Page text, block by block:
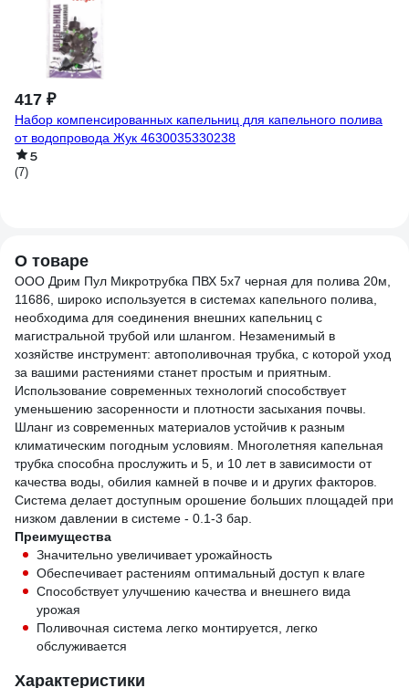
417 ₽
Набор компенсированных капельниц для капельного полива
от водопровода Жук 4630035330238
5
(7)
О товаре
ООО Дрим Пул Микротрубка ПВХ 5x7 черная для полива 20м,
11686, широко используется в системах капельного полива,
необходима для соединения внешних капельниц с
магистральной трубой или шлангом. Незаменимый в
хозяйстве инструмент: автополивочная трубка, с которой уход
за вашими растениями станет простым и приятным.
Использование современных технологий способствует
уменьшению засоренности и плотности засыхания почвы.
Шланг из современных материалов устойчив к разным
климатическим погодным условиям. Многолетняя капельная
трубка способна прослужить и 5, и 10 лет в зависимости от
качества воды, обилия камней в почве и и других факторов.
Система делает доступным орошение больших площадей при
низком давлении в системе - 0.1-3 бар.
Преимущества
Значительно увеличивает урожайность
Обеспечивает растениям оптимальный доступ к влаге
Способствует улучшению качества и внешнего вида
урожая
Поливочная система легко монтируется, легко
обслуживается
Характеристики